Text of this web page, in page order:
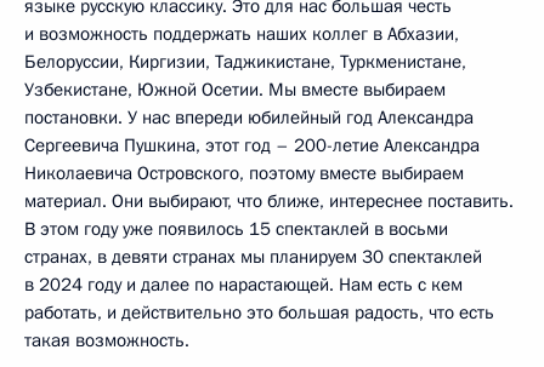
языке русскую классику. Это для нас большая честь
и возможность поддержать наших коллег в Абхазии,
Белоруссии, Киргизии, Таджикистане, Туркменистане,
Узбекистане, Южной Осетии. Мы вместе выбираем
постановки. У нас впереди юбилейный год Александра
Сергеевича Пушкина, этот год – 200-летие Александра
Николаевича Островского, поэтому вместе выбираем
материал. Они выбирают, что ближе, интереснее поставить.
В этом году уже появилось 15 спектаклей в восьми
странах, в девяти странах мы планируем 30 спектаклей
в 2024 году и далее по нарастающей. Нам есть с кем
работать, и действительно это большая радость, что есть
такая возможность.